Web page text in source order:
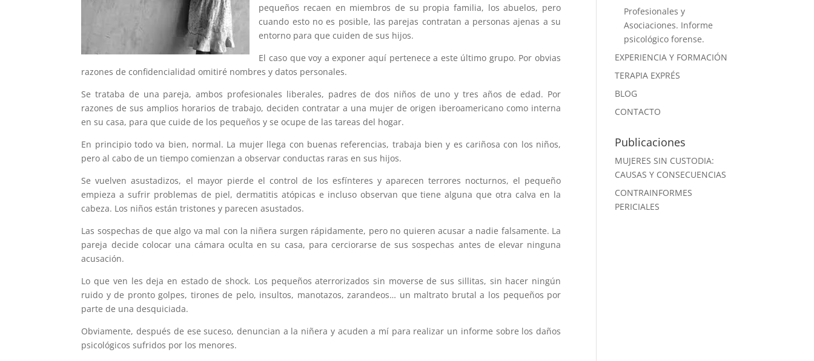
pequeños recaen en miembros de su propia familia, los abuelos, pero
cuando esto no es posible, las parejas contratan a personas ajenas a su
entorno para que cuiden de sus hijos.
El caso que voy a exponer aquí pertenece a este último grupo. Por obvias
razones de confidencialidad omitiré nombres y datos personales.
Se trataba de una pareja, ambos profesionales liberales, padres de dos niños de uno y tres años de edad. Por
razones de sus amplios horarios de trabajo, deciden contratar a una mujer de origen iberoamericano como interna
en su casa, para que cuide de los pequeños y se ocupe de las tareas del hogar.
En principio todo va bien, normal. La mujer llega con buenas referencias, trabaja bien y es cariñosa con los niños,
pero al cabo de un tiempo comienzan a observar conductas raras en sus hijos.
Se vuelven asustadizos, el mayor pierde el control de los esfínteres y aparecen terrores nocturnos, el pequeño
empieza a sufrir problemas de piel, dermatitis atópicas e incluso observan que tiene alguna que otra calva en la
cabeza. Los niños están tristones y parecen asustados.
Las sospechas de que algo va mal con la niñera surgen rápidamente, pero no quieren acusar a nadie falsamente. La
pareja decide colocar una cámara oculta en su casa, para cerciorarse de sus sospechas antes de elevar ninguna
acusación.
Lo que ven les deja en estado de shock. Los pequeños aterrorizados sin moverse de sus sillitas, sin hacer ningún
ruido y de pronto golpes, tirones de pelo, insultos, manotazos, zarandeos… un maltrato brutal a los pequeños por
parte de una desquiciada.
Obviamente, después de ese suceso, denuncian a la niñera y acuden a mí para realizar un informe sobre los daños
psicológicos sufridos por los menores.
Profesionales y
Asociaciones. Informe
psicológico forense.
EXPERIENCIA Y FORMACIÓN
TERAPIA EXPRÉS
BLOG
CONTACTO
Publicaciones
MUJERES SIN CUSTODIA:
CAUSAS Y CONSECUENCIAS
CONTRAINFORMES
PERICIALES